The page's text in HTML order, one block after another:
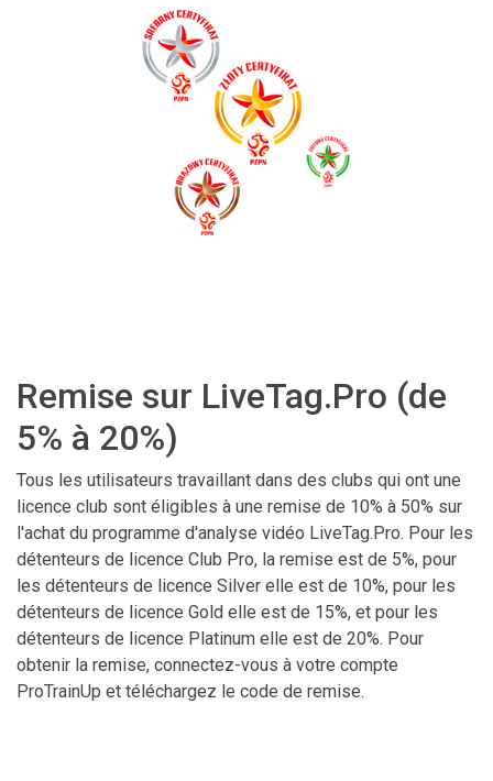
Remise sur LiveTag.Pro (de
5% à 20%)
Tous les utilisateurs travaillant dans des clubs qui ont une
licence club sont éligibles à une remise de 10% à 50% sur
l'achat du programme d'analyse vidéo LiveTag.Pro. Pour les
détenteurs de licence Club Pro, la remise est de 5%, pour
les détenteurs de licence Silver elle est de 10%, pour les
détenteurs de licence Gold elle est de 15%, et pour les
détenteurs de licence Platinum elle est de 20%. Pour
obtenir la remise, connectez-vous à votre compte
ProTrainUp et téléchargez le code de remise.